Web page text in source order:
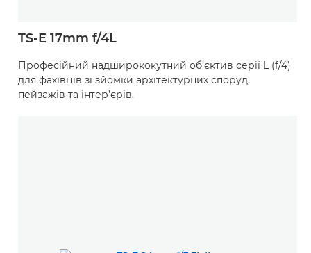
TS-E 17mm f/4L
Професійний надширококутний об’єктив серії L (f/4)
для фахівців зі зйомки архітектурних споруд,
пейзажів та інтер’єрів.